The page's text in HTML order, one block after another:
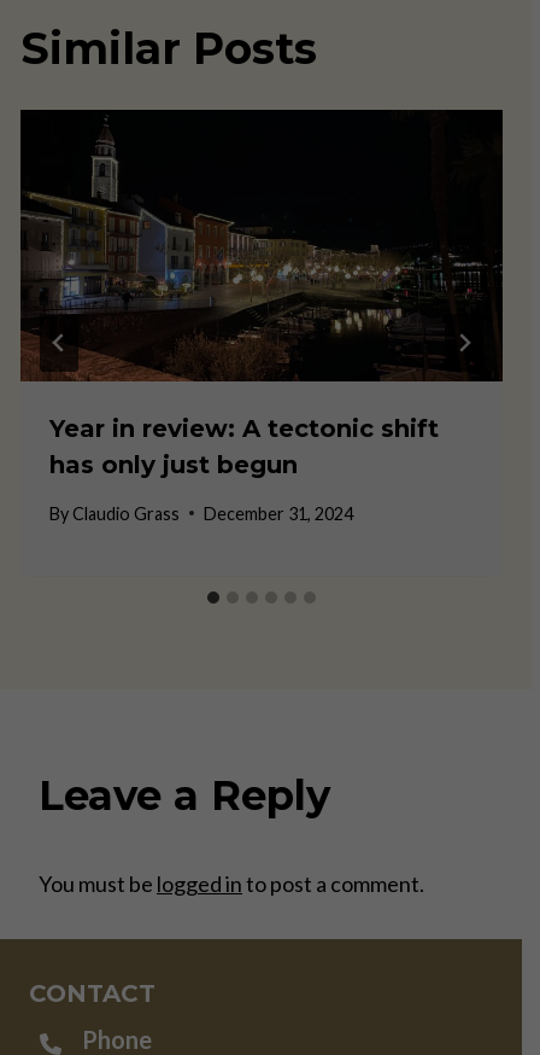
Similar Posts
Year in review: A tectonic shift
has only just begun
By Claudio Grass December 31, 2024
Leave a Reply
You must be logged into post a comment.
CONTACT
Phone